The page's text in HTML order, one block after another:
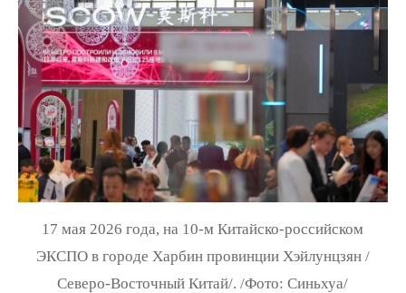
17 мая 2026 года, на 10-м Китайско-российском
ЭКСПО в городе Харбин провинции Хэйлунцзян /
Северо-Восточный Китай/. /Фото: Синьхуа/